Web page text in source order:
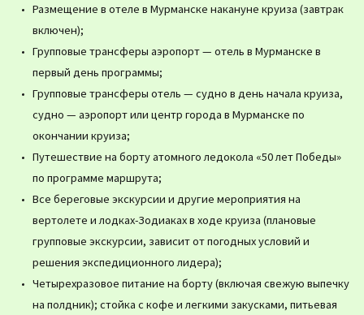
Размещение в отеле в Мурманске накануне круиза (завтрак
включен);
Групповые трансферы аэропорт — отель в Мурманске в
первый день программы;
Групповые трансферы отель — судно в день начала круиза,
судно — аэропорт или центр города в Мурманске по
окончании круиза;
Путешествие на борту атомного ледокола «50 лет Победы»
по программе маршрута;
Все береговые экскурсии и другие мероприятия на
вертолете и лодках-Зодиаках в ходе круиза (плановые
групповые экскурсии, зависит от погодных условий и
решения экспедиционного лидера);
Четырехразовое питание на борту (включая свежую выпечку
на полдник); стойка с кофе и легкими закусками, питьевая